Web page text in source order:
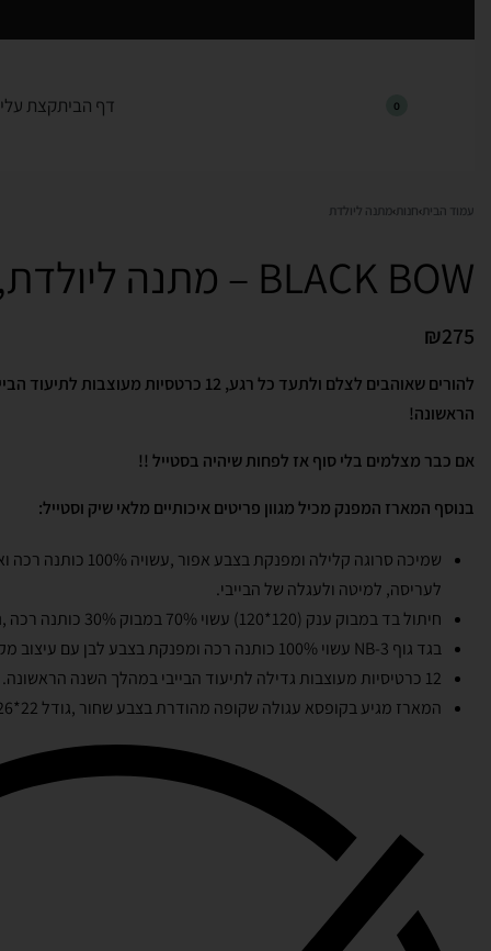
0 דף הביתקצת
עמוד הבית›חנות›מתנה ליולדת
BLACK BOW – מתנה ליולדת, מארז לידה
₪275
להורים שאוהבים לצלם ולתעד כל רגע, 12 כרטסיות
הראשונה!
אם כבר מצלמים בלי סוף אז לפחות שיהיה בסטייל !!
בנוסף המארז המפנק מכיל מגוון פריטים איכותיים מלאי שיק וסטייל:
שמיכה סרוגה קלילה ומפנקת בצבע אפור ,עשויה 100% כותנה רכה ואיכותית.
לעריסה, למיטה ולעגלה של הבייבי.
חיתול בד במבוק ענק (120*120) עשוי 70% במבוק 30% כותנה רכה ,נושמת ונעימה בהדפסים משתנים.
בגד גוף NB-3 עשוי 100% כותנה רכה ומפנקת בצבע לבן עם עיצוב מקורי ייחודי ומלא בשיק.
12 כרטיסיות מעוצבות גדילה לתיעוד הבייבי במהלך השנה הראשונה.
המארז מגיע בקופסא עגולה שקופה מהודרת בצבע שחור ,גודל 22*26